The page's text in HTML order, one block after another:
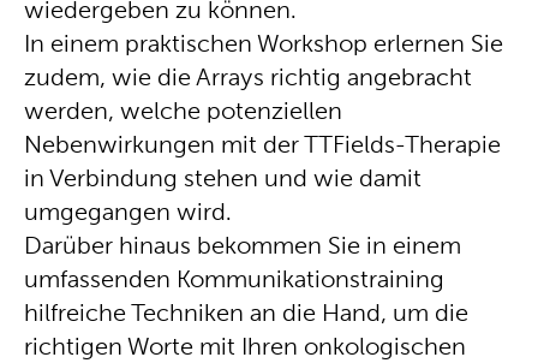
wiedergeben zu können.
In einem praktischen Workshop erlernen Sie
zudem, wie die Arrays richtig angebracht
werden, welche potenziellen
Nebenwirkungen mit der TTFields-Therapie
in Verbindung stehen und wie damit
umgegangen wird.
Darüber hinaus bekommen Sie in einem
umfassenden Kommunikationstraining
hilfreiche Techniken an die Hand, um die
richtigen Worte mit Ihren onkologischen